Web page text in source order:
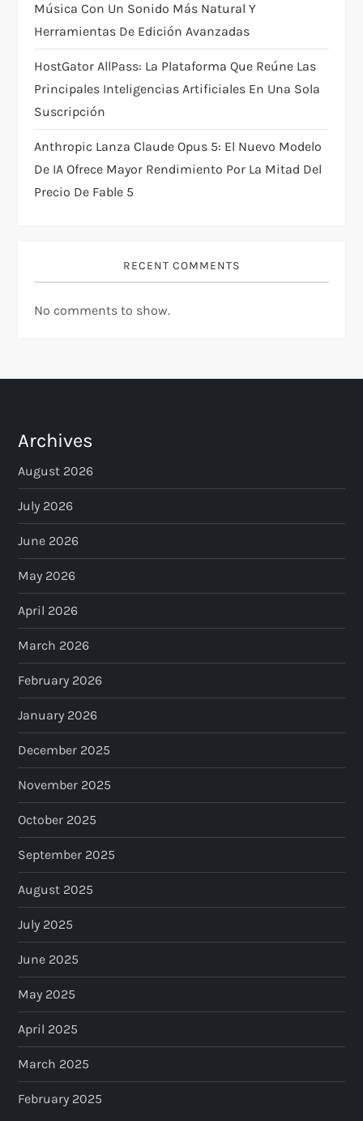
Música Con Un Sonido Más Natural Y
Herramientas De Edición Avanzadas
HostGator AllPass: La Plataforma Que Reúne Las
Principales Inteligencias Artificiales En Una Sola
Suscripción
Anthropic Lanza Claude Opus 5: El Nuevo Modelo
De IA Ofrece Mayor Rendimiento Por La Mitad Del
Precio De Fable 5
RECENT COMMENTS
No comments to show.
Archives
August 2026
July 2026
June 2026
May 2026
April 2026
March 2026
February 2026
January 2026
December 2025
November 2025
October 2025
September 2025
August 2025
July 2025
June 2025
May 2025
April 2025
March 2025
February 2025